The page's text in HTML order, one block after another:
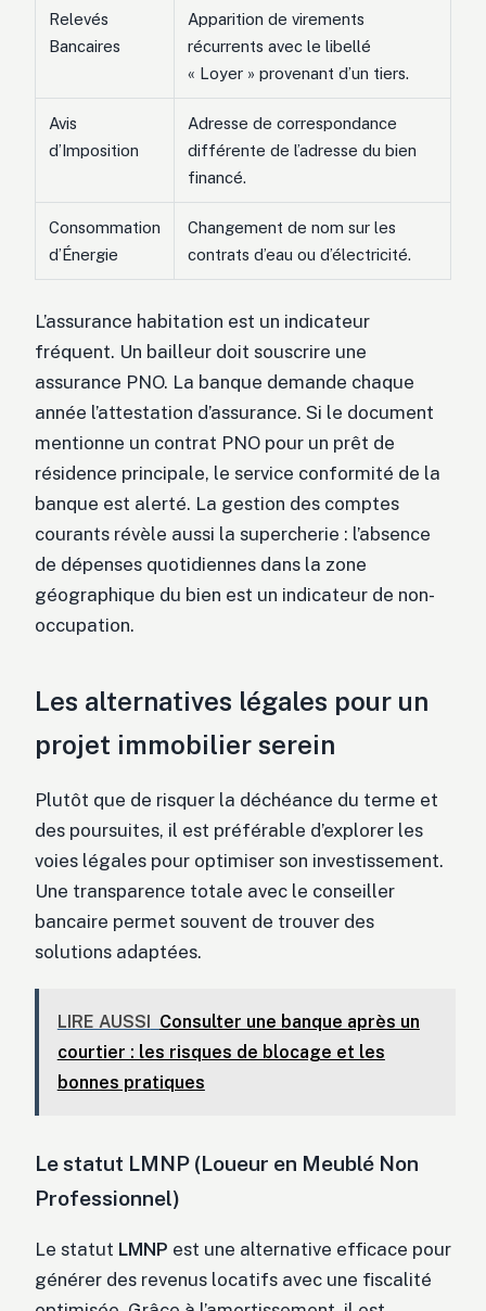
Relevés
Bancaires
Apparition de virements
récurrents avec le libellé
« Loyer » provenant d’un tiers.
Avis
d’Imposition
Adresse de correspondance
différente de l’adresse du bien
financé.
Consommation
d’Énergie
Changement de nom sur les
contrats d’eau ou d’électricité.
L’assurance habitation est un indicateur
fréquent. Un bailleur doit souscrire une
assurance PNO. La banque demande chaque
année l’attestation d’assurance. Si le document
mentionne un contrat PNO pour un prêt de
résidence principale, le service conformité de la
banque est alerté. La gestion des comptes
courants révèle aussi la supercherie : l’absence
de dépenses quotidiennes dans la zone
géographique du bien est un indicateur de non-
occupation.
Les alternatives légales pour un
projet immobilier serein
Plutôt que de risquer la déchéance du terme et
des poursuites, il est préférable d’explorer les
voies légales pour optimiser son investissement.
Une transparence totale avec le conseiller
bancaire permet souvent de trouver des
solutions adaptées.
LIRE AUSSI
Consulter une banque après un
courtier : les risques de blocage et les
bonnes pratiques
Le statut LMNP (Loueur en Meublé Non
Professionnel)
Le statut LMNP est une alternative efficace pour
générer des revenus locatifs avec une fiscalité